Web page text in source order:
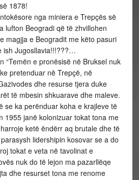
1878!
nga miniera e Trepçës së
lufton Beogradi që të zhvillohen
magjja e Beogradit me këto pasuri
ish Jugosllavia!!!???…
“Temën e pronësisë në Bruksel nuk
pretenduar në Trepçë, në
dhe resurse tjera duke
të mbesin shkuarave dhe maleve.
se ka perënduar koha e krajleve të
1955 janë kolonizuar tokat tona me
ketë ëndërr aq brutale dhe të
lidershipin kosovar se a do
tokat e veta në tavolinat e
nuk do të lejon ma pazarllëqe
dhe resurset tona me renome